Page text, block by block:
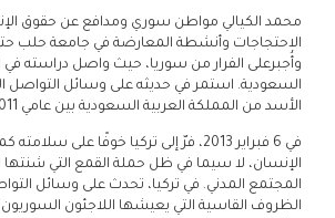
محمد الكيالي مواطن سوري ومدافع عن حقوق
وأُجبرعلى الفرار من سوريا، حيث واصل دراسته في
السعودية. استمر في حديثه على وسائل التواصل
الأسد من المملكة العربية السعودية بين عامي 2011 و 2013.
في 6 فبراير 2013، فرّ إلى تركيا خوفًا على
الإنسان، لا سيما في ظل حملة القمع التي شنتها
المجتمع المدني. في تركيا، تحدث على وسائل
الظروف القاسية التي يعيشها اللاجئون